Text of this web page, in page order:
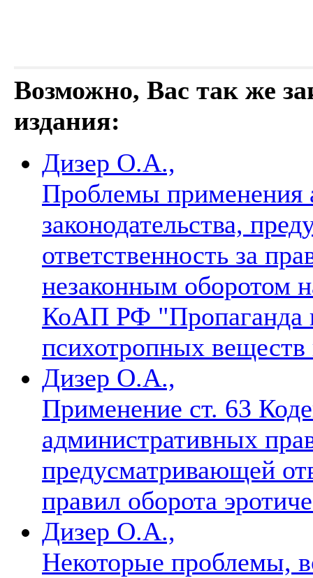
Возможно, Вас так же
издания:
Дизер О.А.,
Проблемы применения
законодательства,
ответственность за
незаконным оборотом
КоАП РФ "Пропаганда
психотропных
Дизер О.А.,
Применение ст. 63
административных
предусматривающей
правил оборота
Дизер О.А.,
Некоторые проблемы,